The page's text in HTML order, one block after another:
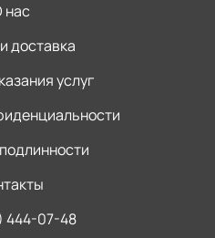
нас
доставка
услуг
444-07-48